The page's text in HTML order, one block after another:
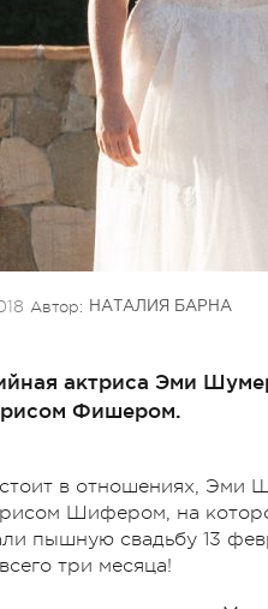
Автор: НАТАЛИЯ БАРНА
актриса Эми
Фишером.
в отношениях, Эми
Шифером, на
пышную свадьбу 13
три месяца!